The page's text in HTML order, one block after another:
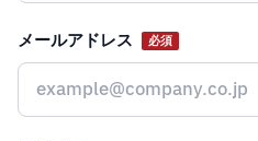
メールアドレス 必須